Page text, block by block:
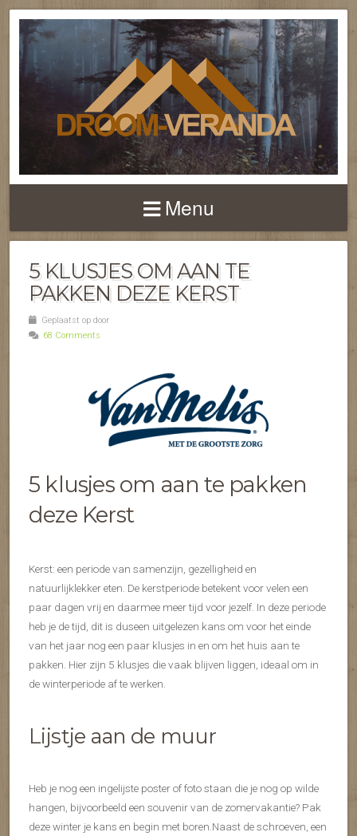
NIEUWS EN FEITEN
EN VERANDA'S
Menu
5 KLUSJES OM AAN TE
PAKKEN DEZE KERST
Geplaatst op door
68 Comments
5 klusjes om aan te pakken
deze Kerst
Kerst: een periode van samenzijn, gezelligheid en
natuurlijklekker eten. De kerstperiode betekent voor velen een
paar dagen vrij en daarmee meer tijd voor jezelf. In deze periode
heb je de tijd, dit is duseen uitgelezen kans om voor het einde
van het jaar nog een paar klusjes in en om het huis aan te
pakken. Hier zijn 5 klusjes die vaak blijven liggen, ideaal om in
de winterperiode af te werken.
Lijstje aan de muur
Heb je nog een ingelijste poster of foto staan die je nog op wilde
hangen, bijvoorbeeld een souvenir van de zomervakantie? Pak
deze winter je kans en begin met boren.Naast de schroeven, een